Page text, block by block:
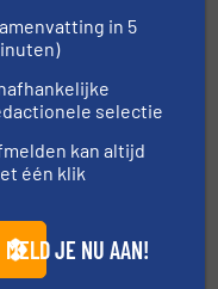
in
die klanten
Meer info
in 5
selectie
kan altijd
één klik
MELD JE NU AAN!